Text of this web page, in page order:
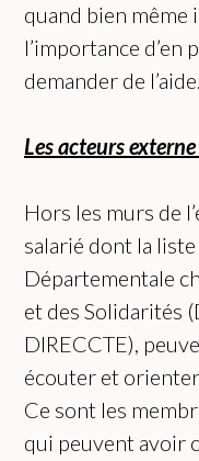
quand bien même
l’importance d’en
demander de l’aide.
Les acteurs
Hors les murs de
salarié dont la
Départementale
et des Solidarités
DIRECCTE),
écouter et
Ce sont les
qui peuvent avoir